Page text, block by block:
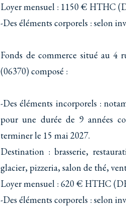
Loyer mensuel : 1150 € HTHC
-Des éléments corporels : selon
Fonds de commerce situé au 4
(06370) composé :
-Des éléments incorporels :
pour une durée de 9 années
terminer le 15 mai 2027.
Destination : brasserie,
glacier, pizzeria, salon de thé,
Loyer mensuel : 620 € HTHC
-Des éléments corporels : selon